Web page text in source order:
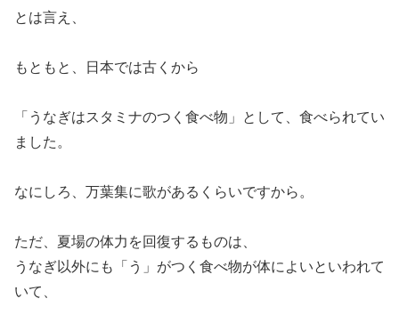
とは言え、
もともと、日本では古くから
「うなぎはスタミナのつく食べ物」として、食べられてい
ました。
なにしろ、万葉集に歌があるくらいですから。
ただ、夏場の体力を回復するものは、
うなぎ以外にも「う」がつく食べ物が体によいといわれて
いて、